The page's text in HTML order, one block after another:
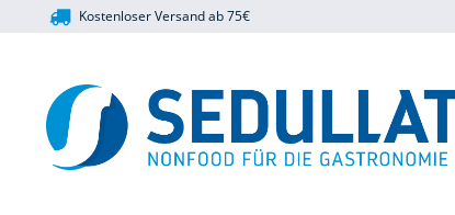
Kostenloser Versand ab 75€